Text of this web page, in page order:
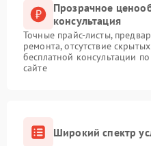
Прозрачное
консультация
Точные прайс-листы,
ремонта, отсутствие
бесплатной консультации
сайте
Широкий спектр